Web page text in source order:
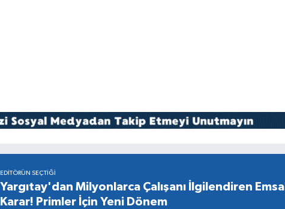
EDITÖRÜN SEÇTIĞI
Yargıtay'dan Milyonlarca Çalışanı İlgilendiren Emsal
Karar! Primler İçin Yeni Dönem